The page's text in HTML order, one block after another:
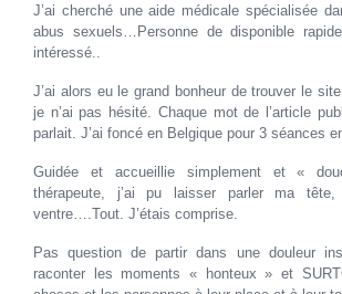
J’ai cherché une aide médicale spécialisée
abus sexuels…Personne de disponible
intéressé..
J’ai alors eu le grand bonheur de trouver le
je n’ai pas hésité. Chaque mot de l’article
parlait. J’ai foncé en Belgique pour 3 séances
Guidée et accueillie simplement et «
thérapeute, j’ai pu laisser parler ma
ventre….Tout. J’étais comprise.
Pas question de partir dans une douleur
raconter les moments « honteux » et